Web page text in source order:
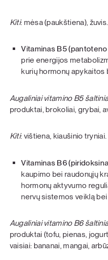
Kiti: mėsa (paukštiena), žuvis.
Vitaminas B5
prie energijos
kurių hormonų apykaitos
Augaliniai vitamino B5
produktai, brokoliai, grybai,
Kiti: vištiena, kiaušinio tryniai.
Vitaminas B6
kaupimo bei raudonųjų
hormonų aktyvumo
nervų sistemos veiklą
Augaliniai vitamino B6
produktai (tofu, pienas,
vaisiai: bananai, mangai,